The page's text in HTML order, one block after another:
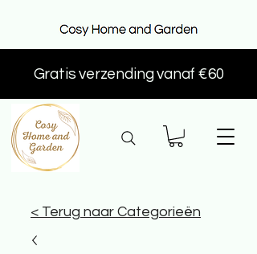
Gratis verzending vanaf €60
< Terug naar Categorieën